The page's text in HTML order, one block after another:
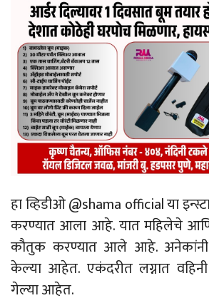
हा व्हिडीओ @shama official या
करण्यात आला आहे. यात महिलेचे आणि
काैतुक करण्यात आले आहे.
केल्या आहेत. एकंदरीत लग्नात
गेल्या आहेत.